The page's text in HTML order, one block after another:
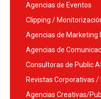
Agencias de Eventos
Clipping /
Agencias de Marketing
Agencias de
Consultoras de Public
Revistas Corporativas
Agencias Creativas/